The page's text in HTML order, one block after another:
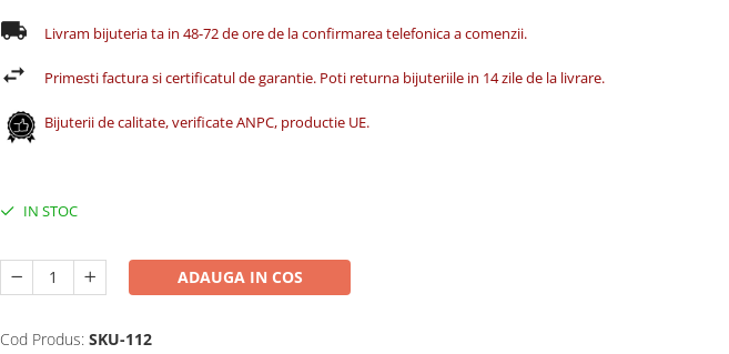
Livram bijuteria ta in 48-72 de ore de la confirmarea telefonica a comenzii.
Primesti factura si certificatul de garantie. Poti returna bijuteriile in 14 zile de la livrare.
Bijuterii de calitate, verificate ANPC, productie UE.
IN STOC
ADAUGA IN COS
Cod Produs: SKU-112